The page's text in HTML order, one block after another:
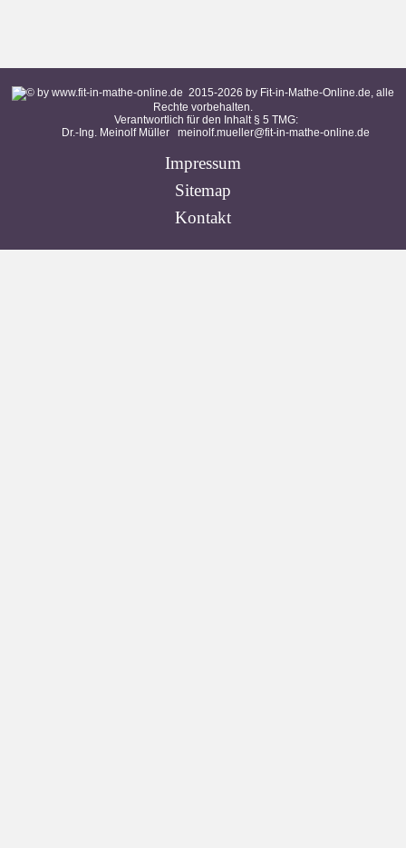
2015-2026 by Fit-in-Mathe-Online.de, alle
Rechte vorbehalten.
Verantwortlich für den Inhalt § 5 TMG:
Dr.-Ing. Meinolf Müller meinolf.mueller@fit-in-mathe-online.de
Impressum
Sitemap
Kontakt